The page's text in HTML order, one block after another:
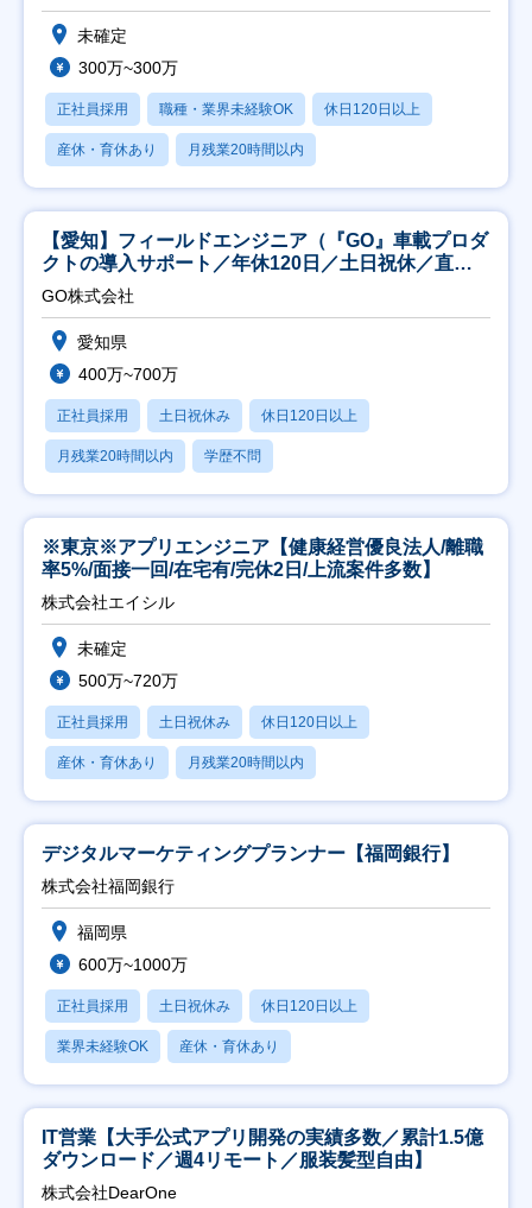
未確定
300万~300万
正社員採用 職種・業界未経験OK 休日120日以上
産休・育休あり 月残業20時間以内
【愛知】フィールドエンジニア（『GO』車載プロダ
クトの導入サポート／年休120日／土日祝休／直行
直帰
GO株式会社
愛知県
400万~700万
正社員採用 土日祝休み 休日120日以上
月残業20時間以内 学歴不問
※東京※アプリエンジニア【健康経営優良法人/離職
率5%/面接一回/在宅有/完休2日/上流案件多数】
株式会社エイシル
未確定
500万~720万
正社員採用 土日祝休み 休日120日以上
産休・育休あり 月残業20時間以内
デジタルマーケティングプランナー【福岡銀行】
株式会社福岡銀行
福岡県
600万~1000万
正社員採用 土日祝休み 休日120日以上
業界未経験OK 産休・育休あり
IT営業【大手公式アプリ開発の実績多数／累計1.5億
ダウンロード／週4リモート／服装髪型自由】
株式会社DearOne